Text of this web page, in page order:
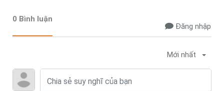
0 Bình luận
Đăng nhập
Mới nhất